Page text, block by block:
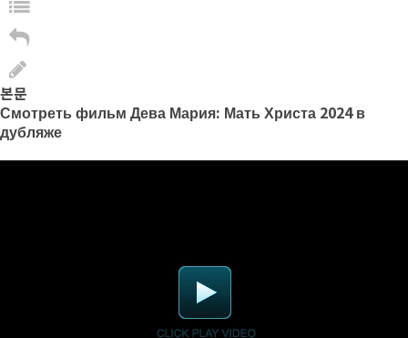
본문
Смотреть фильм Дева Мария: Мать Христа 2024 в
дубляже